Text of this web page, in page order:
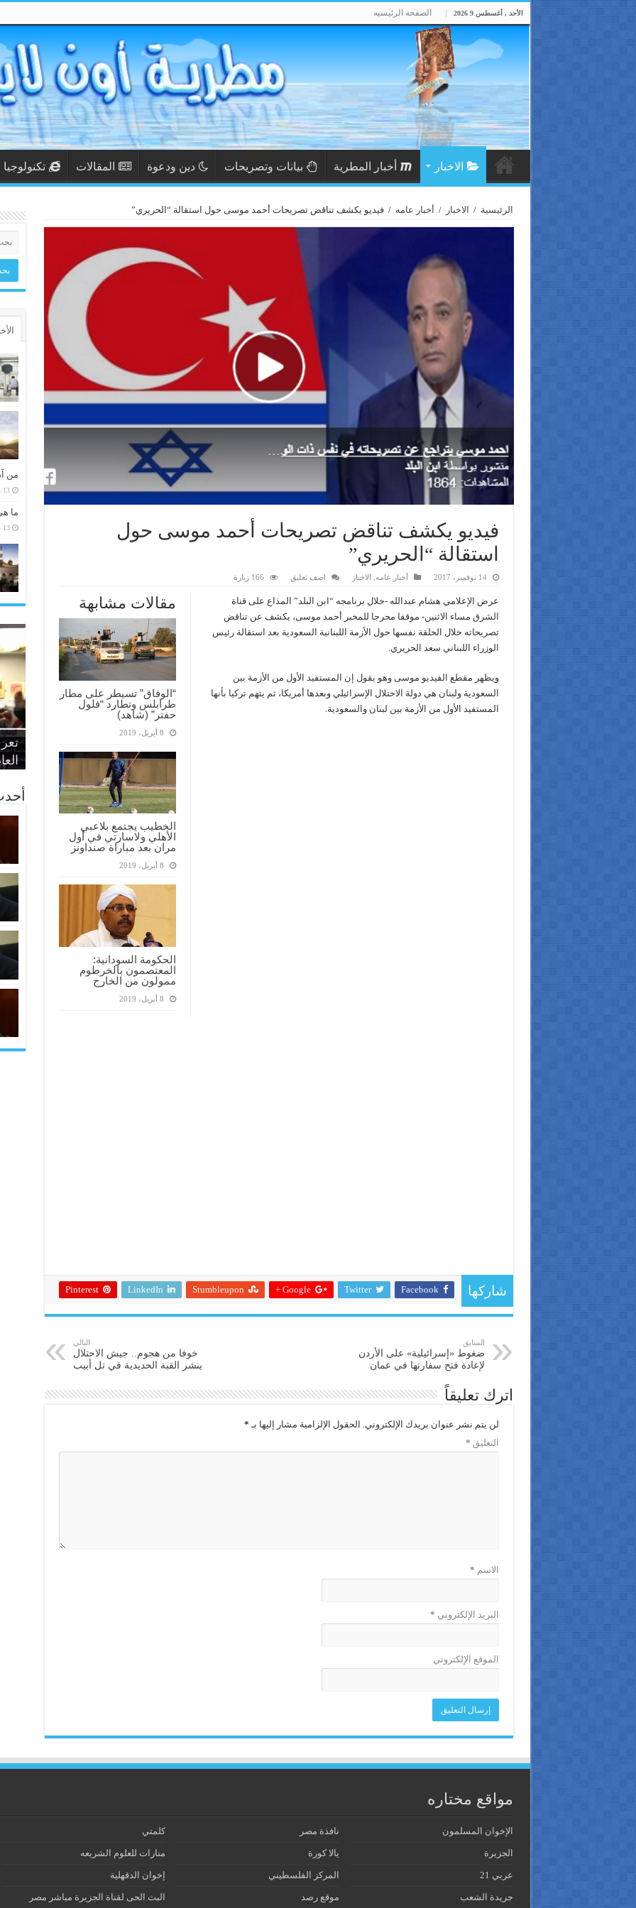
الأحد , أغسطس 9 2026 الصفحه الرئيسيه
الاخبار أخبار المطرية بيانات وتصريحات دين ودعوة المقالات تكنولوجيا
الرئيسية / الاخبار / أخبار عامه / فيديو يكشف تناقض تصريحات أحمد موسى حول استقالة “الحريري”
فيديو يكشف تناقض تصريحات أحمد موسى حول
استقالة “الحريري”
14 نوفمبر، 2017 أخبار عامه الاخبار اضف تعليق 166 زيارة
مقالات مشابهة
“الوفاق” تسيطر على مطار
طرابلس وتطارد “فلول
حفتر” (شاهد)
8 أبريل، 2019
الخطيب يجتمع بلاعبي
الأهلي ولاسارتي في أول
مران بعد مباراة صنداونز
8 أبريل، 2019
الحكومة السودانية:
المعتصمون بالخرطوم
ممولون من الخارج
8 أبريل، 2019
عرض الإعلامي هشام عبدالله -خلال برنامجه “ابن البلد” المذاع على قناة
الشرق مساء الاثنين- موقفا محرجا للمخبر أحمد موسى، يكشف عن تناقض
تصريحاته خلال الحلقة نفسها حول الأزمة اللبنانية السعودية بعد استقالة رئيس
الوزراء اللبناني سعد الحريري.
ويظهر مقطع الفيديو موسى وهو يقول إن المستفيد الأول من الأزمة بين
السعودية ولبنان هي دولة الاحتلال الإسرائيلي وبعدها أمريكا، ثم يتهم تركيا بأنها
المستفيد الأول من الأزمة بين لبنان والسعودية.
شاركها Facebook
Twitter
Google +
Stumbleupon
LinkedIn
Pinterest
السابق
ضغوط «إسرائيلية» على الأردن
لإعادة فتح سفارتها في عمان
التالي
خوفا من هجوم.. جيش الاحتلال
ينشر القبة الحديدية في تل أبيب
اترك تعليقاً
لن يتم نشر عنوان بريدك الإلكتروني. الحقول الإلزامية مشار إليها بـ *
التعليق *
الاسم *
البريد الإلكتروني *
الموقع الإلكتروني
من
13 مارس، 2026
ما
13 مارس، 2026
مواقع مختاره
الإخوان المسلمون نافذة مصر كلمتي
الجزيرة يالا كورة منارات للعلوم الشريعه
عربي 21 المركز الفلسطيني إخوان الدقهلية
جريدة الشعب موقع رصد البث الحى لقناة الجزيرة مباشر مصر